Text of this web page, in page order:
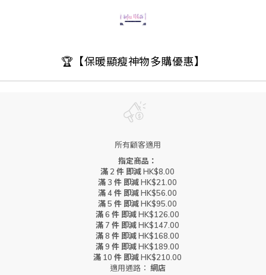
🏆【保暖顯瘦神物多購優惠】
所有顧客適用
指定商品：
滿 2 件 即減 HK$8.00
滿 3 件 即減 HK$21.00
滿 4 件 即減 HK$56.00
滿 5 件 即減 HK$95.00
滿 6 件 即減 HK$126.00
滿 7 件 即減 HK$147.00
滿 8 件 即減 HK$168.00
滿 9 件 即減 HK$189.00
滿 10 件 即減 HK$210.00
適用通路： 網店